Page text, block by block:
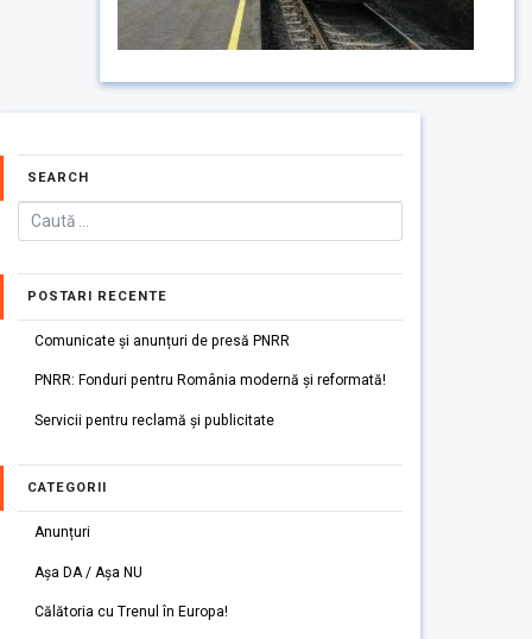
SEARCH
POSTARI RECENTE
Comunicate și anunțuri de presă PNRR
PNRR: Fonduri pentru România modernă și reformată!
Servicii pentru reclamă și publicitate
CATEGORII
Anunțuri
Așa DA / Așa NU
Călătoria cu Trenul în Europa!